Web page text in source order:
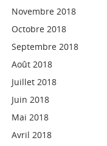
Novembre 2018
Octobre 2018
Septembre 2018
Août 2018
Juillet 2018
Juin 2018
Mai 2018
Avril 2018